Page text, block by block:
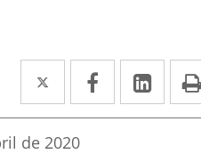
Twitter
Enlace
a
una
Facebook
Enlace
a
a
de 2020